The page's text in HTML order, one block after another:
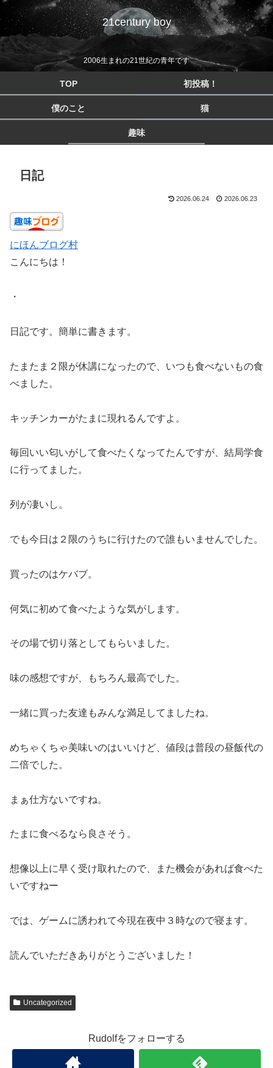
21century boy
2006生まれの21世紀の青年です
TOP 初投稿！
僕のこと 猫
趣味
日記
2026.06.24 2026.06.23
にほんブログ村
こんにちは！
・
日記です。簡単に書きます。
たまたま２限が休講になったので、いつも食べないもの食
べました。
キッチンカーがたまに現れるんですよ。
毎回いい匂いがして食べたくなってたんですが、結局学食
に行ってました。
列が凄いし。
でも今日は２限のうちに行けたので誰もいませんでした。
買ったのはケバブ。
何気に初めて食べたような気がします。
その場で切り落としてもらいました。
味の感想ですが、もちろん最高でした。
一緒に買った友達もみんな満足してましたね。
めちゃくちゃ美味いのはいいけど、値段は普段の昼飯代の
二倍でした。
まぁ仕方ないですね。
たまに食べるなら良さそう。
想像以上に早く受け取れたので、また機会があれば食べた
いですねー
では、ゲームに誘われて今現在夜中３時なので寝ます。
読んでいただきありがとうございました！
Uncategorized
Rudolfをフォローする